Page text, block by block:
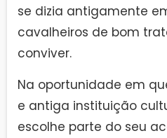
se dizia antigamente
cavalheiros de bom
conviver.
Na oportunidade em
e antiga instituição
escolhe parte do seu